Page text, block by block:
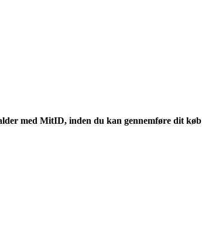
med MitID, inden du kan gennemføre dit køb